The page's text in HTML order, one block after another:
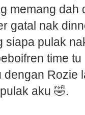
memang dah
gatal nak
siapa pulak
time
dengan Rozie
aku 🤣.